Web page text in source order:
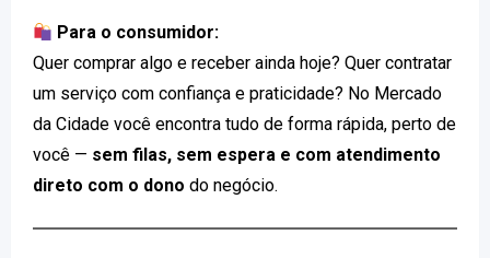
Para o consumidor:
Quer comprar algo e receber ainda hoje? Quer contratar
um serviço com confiança e praticidade? No Mercado
da Cidade você encontra tudo de forma rápida, perto de
você — sem filas, sem espera e com atendimento
direto com o dono do negócio.